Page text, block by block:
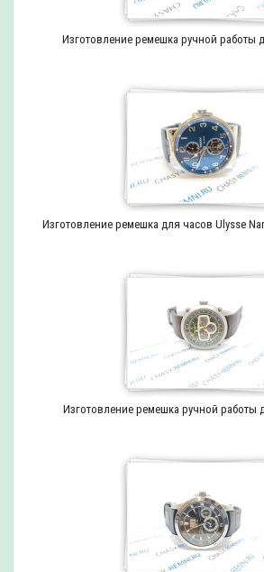
Изготовление ремешка ручной работы
Изготовление ремешка для часов Ulysse
Изготовление ремешка ручной работы